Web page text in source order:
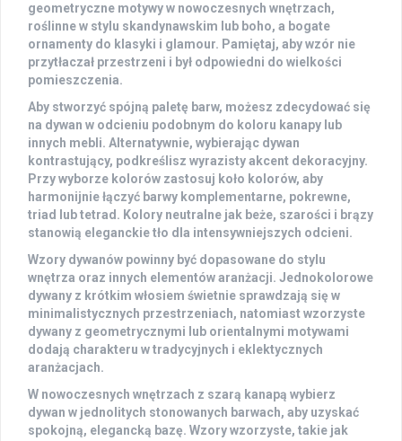
geometryczne motywy w nowoczesnych wnętrzach,
roślinne w stylu skandynawskim lub boho, a bogate
ornamenty do klasyki i glamour. Pamiętaj, aby wzór nie
przytłaczał przestrzeni i był odpowiedni do wielkości
pomieszczenia.
Aby stworzyć spójną paletę barw, możesz zdecydować się
na dywan w odcieniu podobnym do koloru kanapy lub
innych mebli. Alternatywnie, wybierając dywan
kontrastujący, podkreślisz wyrazisty akcent dekoracyjny.
Przy wyborze kolorów zastosuj koło kolorów, aby
harmonijnie łączyć barwy komplementarne, pokrewne,
triad lub tetrad. Kolory neutralne jak beże, szarości i brązy
stanowią eleganckie tło dla intensywniejszych odcieni.
Wzory dywanów powinny być dopasowane do stylu
wnętrza oraz innych elementów aranżacji. Jednokolorowe
dywany z krótkim włosiem świetnie sprawdzają się w
minimalistycznych przestrzeniach, natomiast wzorzyste
dywany z geometrycznymi lub orientalnymi motywami
dodają charakteru w tradycyjnych i eklektycznych
aranżacjach.
W nowoczesnych wnętrzach z szarą kanapą wybierz
dywan w jednolitych stonowanych barwach, aby uzyskać
spokojną, elegancką bazę. Wzory wzorzyste, takie jak